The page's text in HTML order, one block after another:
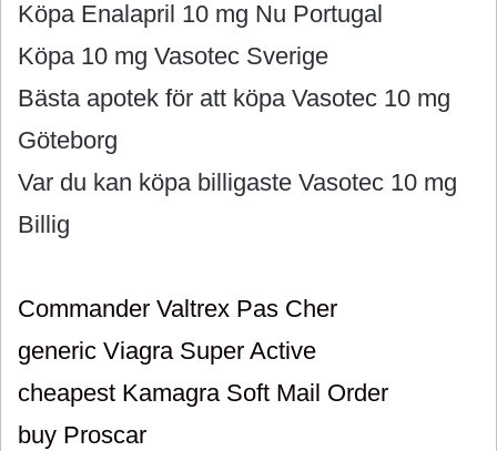
Köpa Enalapril 10 mg Nu Portugal
Köpa 10 mg Vasotec Sverige
Bästa apotek för att köpa Vasotec 10 mg
Göteborg
Var du kan köpa billigaste Vasotec 10 mg
Billig
Commander Valtrex Pas Cher
generic Viagra Super Active
cheapest Kamagra Soft Mail Order
buy Proscar